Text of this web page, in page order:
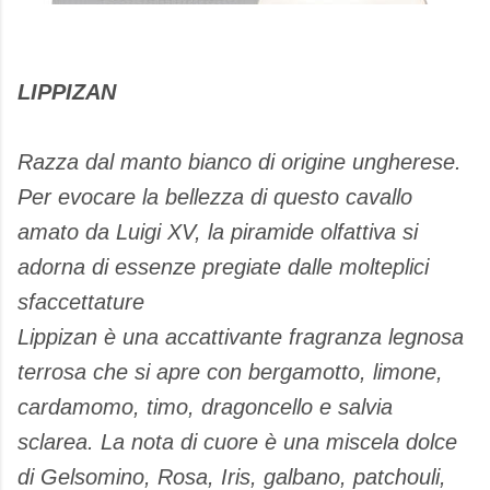
LIPPIZAN
Razza dal manto bianco di origine ungherese.
Per evocare la bellezza di questo cavallo
amato da Luigi XV, la piramide olfattiva si
adorna di essenze pregiate dalle molteplici
sfaccettature
Lippizan è una accattivante fragranza legnosa
terrosa che si apre con bergamotto, limone,
cardamomo, timo, dragoncello e salvia
sclarea. La nota di cuore è una miscela dolce
di Gelsomino, Rosa, Iris, galbano, patchouli,